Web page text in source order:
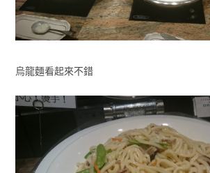
烏龍麵看起來不錯